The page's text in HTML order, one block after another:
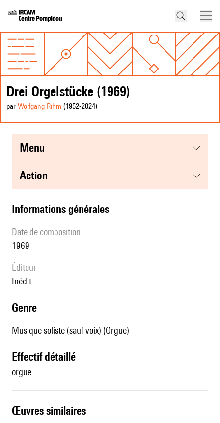
Drei Orgelstücke (1969)
par Wolfgang Rihm (1952-2024)
menu
action
informations générales
date de composition
1969
éditeur
Inédit
genre
Musique soliste (sauf voix) (Orgue)
effectif détaillé
orgue
œuvres similaires